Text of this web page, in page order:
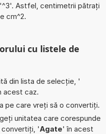
Astfel, centimetrii pătrați
cm^2.
cu listele de
din lista de selecție, '
acest caz.
pe care vreți să o convertiți.
unitatea care corespunde
convertiți, 'Agate' în acest